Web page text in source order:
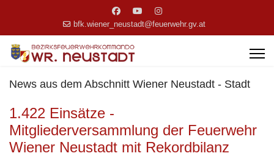
bfk.wiener_neustadt@feuerwehr.gv.at
News aus dem Abschnitt Wiener Neustadt - Stadt
1.422 Einsätze -
Mitgliederversammlung der Feuerwehr
Wiener Neustadt mit Rekordbilanz